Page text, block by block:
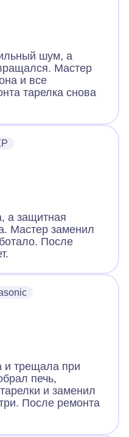
шум, а
Мастер
и все
тарелка снова
а защитная
Мастер заменил
После
и трещала при
печь,
и заменил
После ремонта